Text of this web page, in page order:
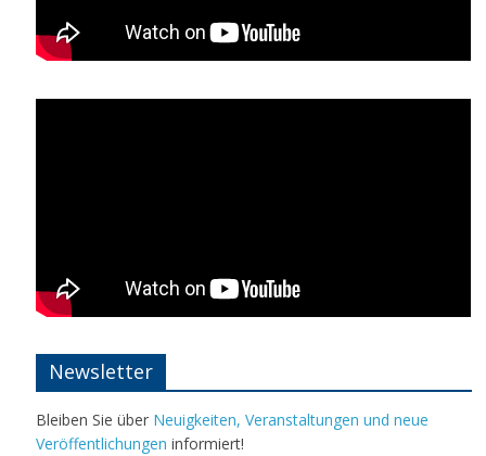
Newsletter
Bleiben Sie über Neuigkeiten, Veranstaltungen und neue
Veröffentlichungen informiert!